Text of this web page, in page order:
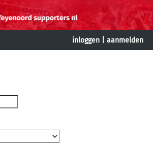
inloggen aanmelden